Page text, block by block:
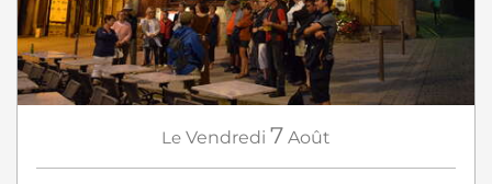
Le Vendredi 7 Août